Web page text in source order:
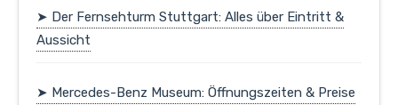
➤ Der Fernsehturm Stuttgart: Alles über Eintritt &
Aussicht
➤ Mercedes-Benz Museum: Öffnungszeiten & Preise